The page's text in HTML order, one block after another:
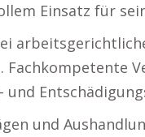
Einsatz für
Fachkompetente
und